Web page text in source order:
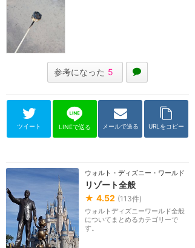
参考になった 5
ツイート LINEで送る メールで送る URLをコピー
ウォルト・ディズニー・ワールド（
リゾート全般
★ 4.52 (113件)
ウォルトディズニーワールド全般
についてまとめるカテゴリーで
す。